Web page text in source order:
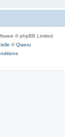
© phpBB Limited
©Qiaeru